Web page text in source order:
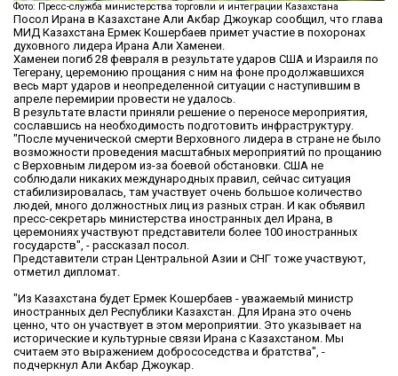
Фото: Пресс-служба министерства торговли и интеграции Казахстана
Посол Ирана в Казахстане Али Акбар Джоукар сообщил, что глава
МИД Казахстана Ермек Кошербаев примет участие в похоронах
духовного лидера Ирана Али Хаменеи.
Хаменеи погиб 28 февраля в результате ударов США и Израиля по
Тегерану, церемонию прощания с ним на фоне продолжавшихся
весь март ударов и неопределенной ситуации с наступившим в
апреле перемирии провести не удалось.
В результате власти приняли решение о переносе мероприятия,
сославшись на необходимость подготовить инфраструктуру.
"После мученической смерти Верховного лидера в стране не было
возможности проведения масштабных мероприятий по прощанию
с Верховным лидером из-за боевой обстановки. США не
соблюдали никаких международных правил, сейчас ситуация
стабилизировалась, там участвует очень большое количество
людей, много должностных лиц из разных стран. И как объявил
пресс-секретарь министерства иностранных дел Ирана, в
церемониях участвуют представители более 100 иностранных
государств", - рассказал посол.
Представители стран Центральной Азии и СНГ тоже участвуют,
отметил дипломат.
"Из Казахстана будет Ермек Кошербаев - уважаемый министр
иностранных дел Республики Казахстан. Для Ирана это очень
ценно, что он участвует в этом мероприятии. Это указывает на
исторические и культурные связи Ирана с Казахстаном. Мы
считаем это выражением добрососедства и братства", -
подчеркнул Али Акбар Джоукар.